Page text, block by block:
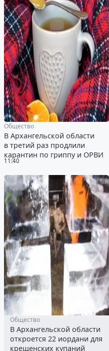
11:40
Общество
В Архангельской области
в третий раз продлили
карантин по гриппу и ОРВИ
Общество
В Архангельской области
откроется 22 иордани для
крещенских купаний